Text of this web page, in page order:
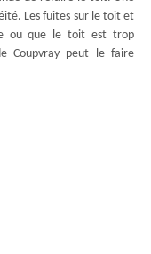
Les fuites sur le toit et
ou que le toit est trop
Coupvray peut le faire